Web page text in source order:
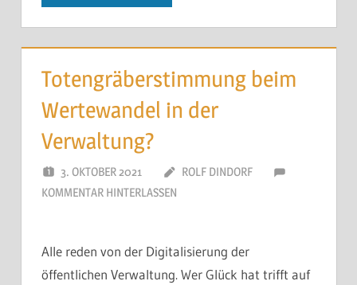
Totengräberstimmung beim
Wertewandel in der
Verwaltung?
3. OKTOBER 2021
ROLF DINDORF
KOMMENTAR HINTERLASSEN
Alle reden von der Digitalisierung der
öffentlichen Verwaltung. Wer Glück hat trifft auf